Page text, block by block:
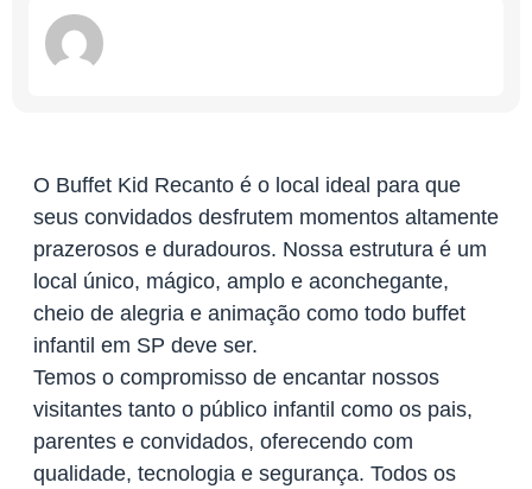
O Buffet Kid Recanto é o local ideal para que
seus convidados desfrutem momentos altamente
prazerosos e duradouros. Nossa estrutura é um
local único, mágico, amplo e aconchegante,
cheio de alegria e animação como todo buffet
infantil em SP deve ser.
Temos o compromisso de encantar nossos
visitantes tanto o público infantil como os pais,
parentes e convidados, oferecendo com
qualidade, tecnologia e segurança. Todos os